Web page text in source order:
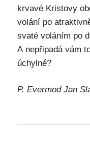
krvavé Kristovy
volání po
svaté voláním po
A nepřipadá vám
úchylné?
P. Evermod Jan